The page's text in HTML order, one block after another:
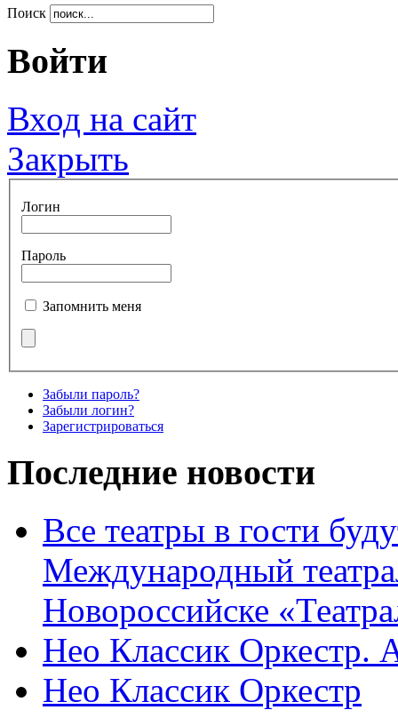
Поиск
Войти
Вход на сайт
Закрыть
Логин
Пароль
Запомнить меня
Забыли пароль?
Забыли логин?
Зарегистрироваться
Последние новости
Все театры в гости
Международный
Новороссийске
Нео Классик Оркестр.
Нео Классик Оркестр